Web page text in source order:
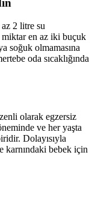
2 litre su
en az iki buçuk
soğuk olmamasına
oda sıcaklığında
olarak egzersiz
ve her yaşta
Dolayısıyla
karnındaki bebek için